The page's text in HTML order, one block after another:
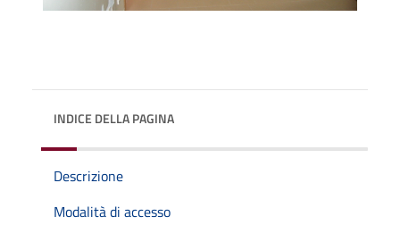
INDICE DELLA PAGINA
Descrizione
Modalità di accesso